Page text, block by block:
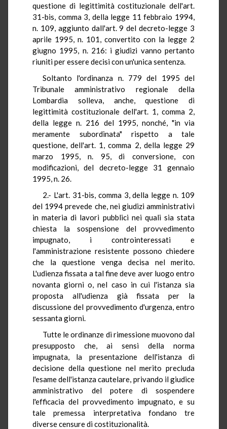
questione di legittimità costituzionale dell'art.
31-bis, comma 3, della legge 11 febbraio 1994,
n. 109, aggiunto dall'art. 9 del decreto-legge 3
aprile 1995, n. 101, convertito con la legge 2
giugno 1995, n. 216: i giudizi vanno pertanto
riuniti per essere decisi con un'unica sentenza.
Soltanto l'ordinanza n. 779 del 1995 del
Tribunale amministrativo regionale della
Lombardia solleva, anche, questione di
legittimità costituzionale dell'art. 1, comma 2,
della legge n. 216 del 1995, nonché, "in via
meramente subordinata" rispetto a tale
questione, dell'art. 1, comma 2, della legge 29
marzo 1995, n. 95, di conversione, con
modificazioni, del decreto-legge 31 gennaio
1995, n. 26.
2.- L'art. 31-bis, comma 3, della legge n. 109
del 1994 prevede che, nei giudizi amministrativi
in materia di lavori pubblici nei quali sia stata
chiesta la sospensione del provvedimento
impugnato, i controinteressati e
l'amministrazione resistente possono chiedere
che la questione venga decisa nel merito.
L'udienza fissata a tal fine deve aver luogo entro
novanta giorni o, nel caso in cui l'istanza sia
proposta all'udienza già fissata per la
discussione del provvedimento d'urgenza, entro
sessanta giorni.
Tutte le ordinanze di rimessione muovono dal
presupposto che, ai sensi della norma
impugnata, la presentazione dell'istanza di
decisione della questione nel merito precluda
l'esame dell'istanza cautelare, privando il giudice
amministrativo del potere di sospendere
l'efficacia del provvedimento impugnato, e su
tale premessa interpretativa fondano tre
diverse censure di costituzionalità.